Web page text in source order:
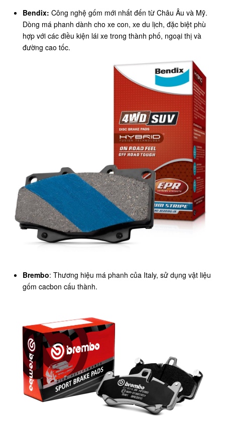
Bendix: Công nghệ gốm mới nhất đến từ Châu Âu và Mỹ.
Dòng má phanh dành cho xe con, xe du lịch, đặc biệt phù
hợp với các điều kiện lái xe trong thành phố, ngoại thị và
đường cao tốc.
Brembo: Thương hiệu má phanh của Italy, sử dụng vật liệu
gốm cacbon cấu thành.